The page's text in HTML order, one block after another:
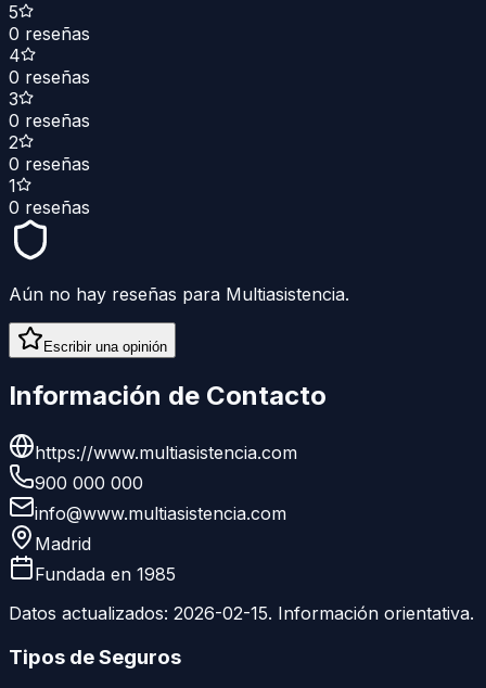
5
0 reseñas
4
0 reseñas
3
0 reseñas
2
0 reseñas
1
0 reseñas
Aún no hay reseñas para Multiasistencia.
Escribir una opinión
Información de Contacto
https://www.multiasistencia.com
900 000 000
info@www.multiasistencia.com
Madrid
Fundada en 1985
Datos actualizados: 2026-02-15. Información orientativa.
Tipos de Seguros